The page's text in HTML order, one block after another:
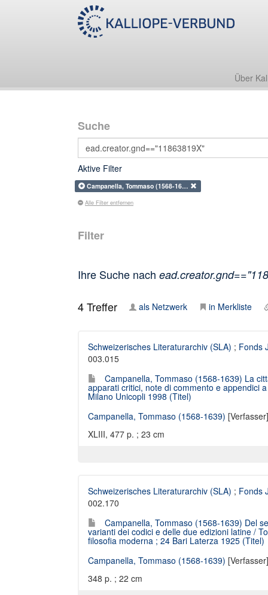
Über
Suche
Aktive Filter
Campanella, Tommaso (1568-16…
Alle Filter entfernen
Filter
Ihre Suche nach
4Treffer als Netzwerk in Merkliste
Schweizerisches Literaturarchiv (SLA) ; Fonds
003.015
Campanella, Tommaso (1568-1639) La
apparati critici, note di commento e appendici
Milano Unicopli 1998 (Titel)
Campanella, Tommaso (1568-1639) [Verfasser]
XLIII, 477 p. ; 23 cm
Schweizerisches Literaturarchiv (SLA) ; Fonds
002.170
Campanella, Tommaso (1568-1639) Del
varianti dei codici e delle due edizioni latine /
filosofia moderna ; 24 Bari Laterza 1925 (Titel)
Campanella, Tommaso (1568-1639) [Verfasser]
348 p. ; 22 cm